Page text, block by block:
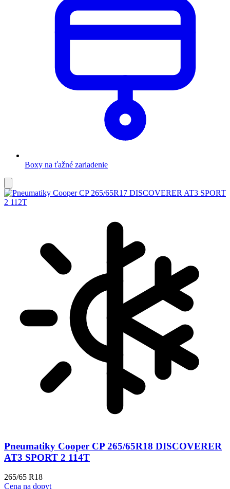
Boxy na ťažné zariadenie
do
obľúbených
Pneumatiky Cooper CP 265/65R18 DISCOVERER
AT3 SPORT 2 114T
265/65 R18
Cena na dopyt